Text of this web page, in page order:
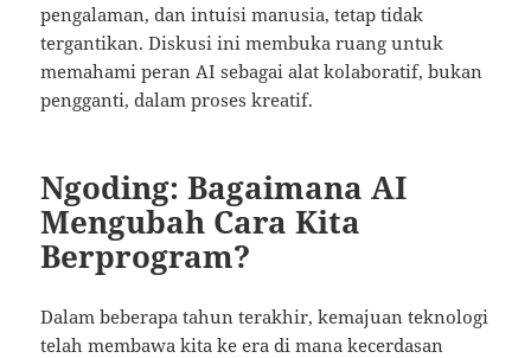
pengalaman, dan intuisi manusia, tetap tidak
tergantikan. Diskusi ini membuka ruang untuk
memahami peran AI sebagai alat kolaboratif, bukan
pengganti, dalam proses kreatif.
Ngoding: Bagaimana AI
Mengubah Cara Kita
Berprogram?
Dalam beberapa tahun terakhir, kemajuan teknologi
telah membawa kita ke era di mana kecerdasan